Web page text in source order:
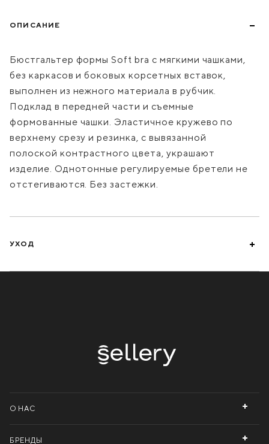
ОПИСАНИЕ
Бюстгальтер формы Soft bra с мягкими чашками,
без каркасов и боковых корсетных вставок,
выполнен из нежного материала в рубчик.
Подклад в передней части и съемные
формованные чашки. Эластичное кружево по
верхнему срезу и резинка, с вывязанной
полоской контрастного цвета, украшают
изделие. Однотонные регулируемые бретели не
отстегиваются. Без застежки.
УХОД
О НАС
БРЕНДЫ